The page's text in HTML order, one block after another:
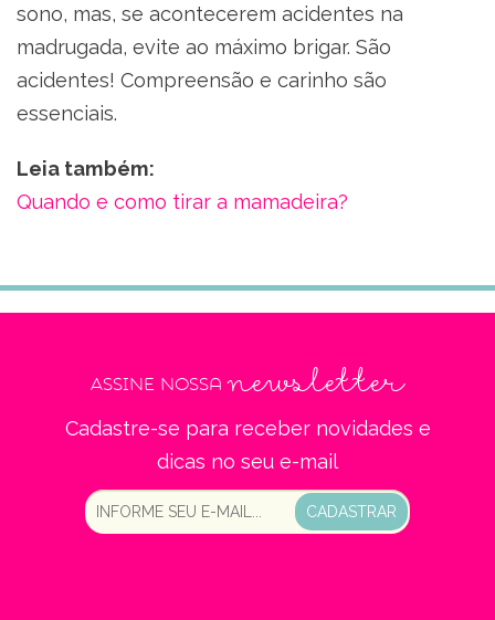
sono, mas, se acontecerem acidentes na
madrugada, evite ao máximo brigar. São
acidentes! Compreensão e carinho são
essenciais.
Leia também:
Quando e como tirar a mamadeira?
Assine nossanewsletter
Cadastre-se para receber novidades e
dicas no seu e-mail
CADASTRAR